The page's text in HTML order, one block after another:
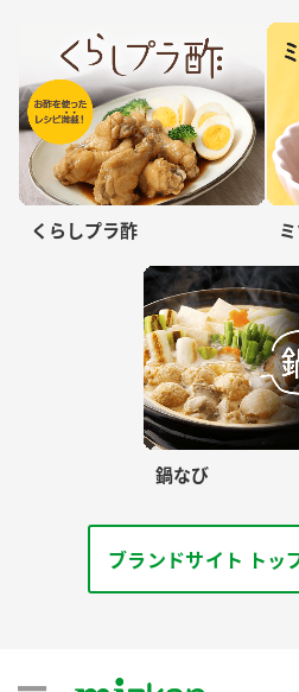
くらしプラ酢
鍋なび
ブランドサイト トッ